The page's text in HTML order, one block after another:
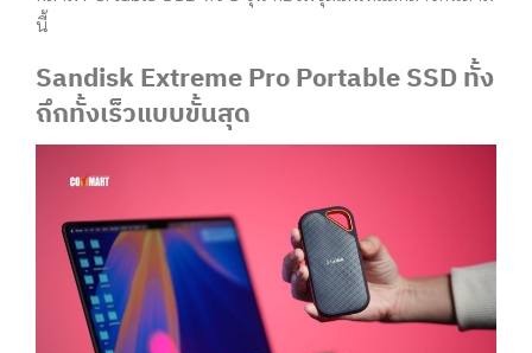
นี้
Sandisk Extreme Pro Portable SSD ทั้ง
ถึกทั้งเร็วแบบขั้นสุด